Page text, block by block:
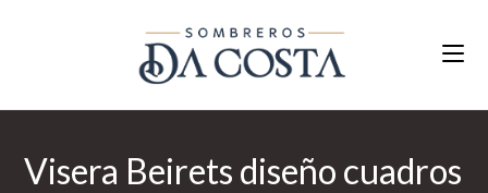
Visera Beirets diseño cuadros